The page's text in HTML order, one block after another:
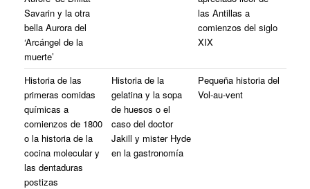
Savarin y la otra
bella Aurora del
‘Arcángel de la
muerte’
las Antillas a
comienzos del siglo
XIX
Historia de las
primeras comidas
químicas a
comienzos de 1800
o la historia de la
cocina molecular y
las dentaduras
postizas
Historia de la
gelatina y la sopa
de huesos o el
caso del doctor
Jakill y mister Hyde
en la gastronomía
Pequeña historia del
Vol-au-vent